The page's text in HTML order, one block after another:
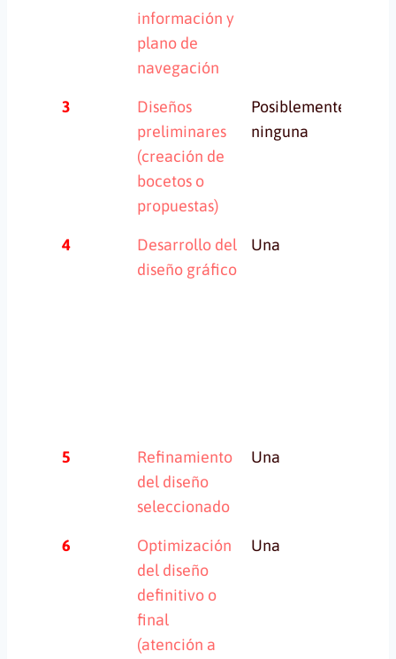
información y
plano de
navegación
3
Diseños
preliminares
(creación de
bocetos o
propuestas)
Posiblemente
ninguna
4
Desarrollo del
diseño gráfico
Una
5
Refinamiento
del diseño
seleccionado
Una
6
Optimización
del diseño
definitivo o
final
(atención a
Una